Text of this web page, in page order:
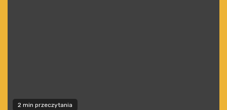
2 min przeczytania